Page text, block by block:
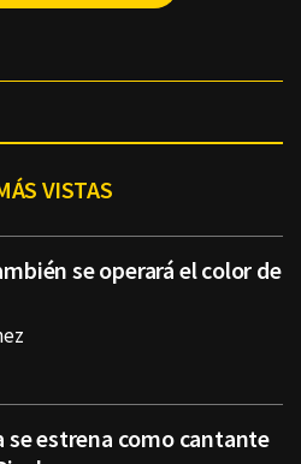
VISTAS
se operará el color de
se estrena como cantante